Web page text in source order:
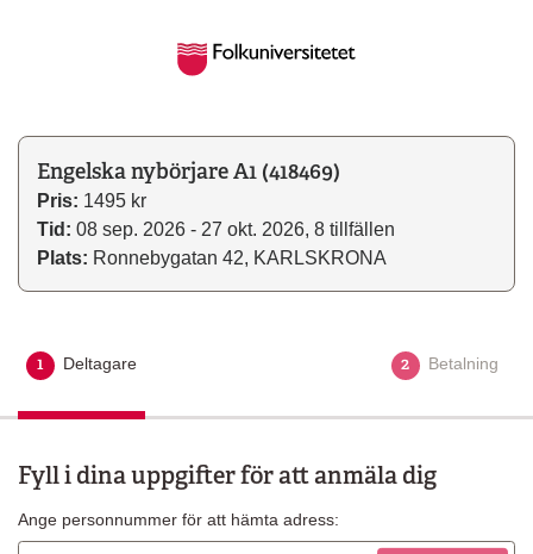
Engelska nybörjare A1 (418469)
Pris: 1495 kr
Tid: 08 sep. 2026 - 27 okt. 2026, 8 tillfällen
Plats: Ronnebygatan 42, KARLSKRONA
1 Aktuellt steg
Deltagare 2 Betalning
Fyll i dina uppgifter för att anmäla dig
Ange personnummer för att hämta adress: